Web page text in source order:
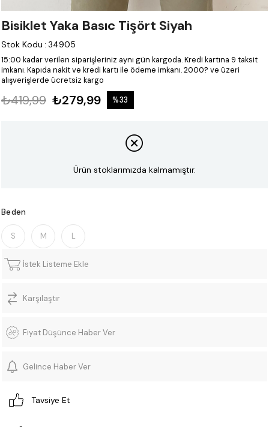
Bisiklet Yaka Basıc Tişört Siyah
Stok Kodu : 34905
15:00 kadar verilen siparişleriniz aynı gün kargoda.Kredi kartına 9 taksit
imkanı.Kapıda nakit ve kredi kartı ile ödeme imkanı.2000? ve üzeri
alışverişlerde ücretsiz kargo
₺419,99 ₺279,99 %33
Ürün stoklarımızda kalmamıştır.
Beden
S M L
İstek Listeme Ekle
Karşılaştır
Fiyat Düşünce Haber Ver
Gelince Haber Ver
Tavsiye Et